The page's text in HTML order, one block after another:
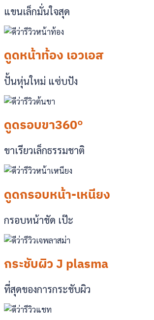
แขนเล็กมั่นใจสุด
ดูดหน้าท้อง เอวเอส
ปั้นหุ่นใหม่ แซ่บปัง
ดูดรอบขา360°
ขาเรียวเล็กธรรมชาติ
ดูดกรอบหน้า-เหนียง
กรอบหน้าชัด เป๊ะ
กระชับผิว J plasma
ที่สุดของการกระชับผิว